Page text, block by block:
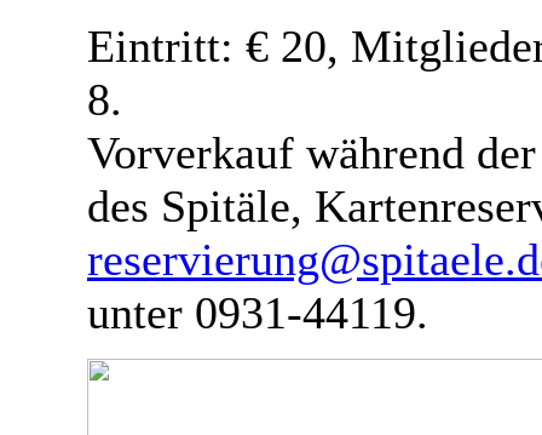
Eintritt: € 20,
8.
Vorverkauf während
des Spitäle,
unter 0931-44119.